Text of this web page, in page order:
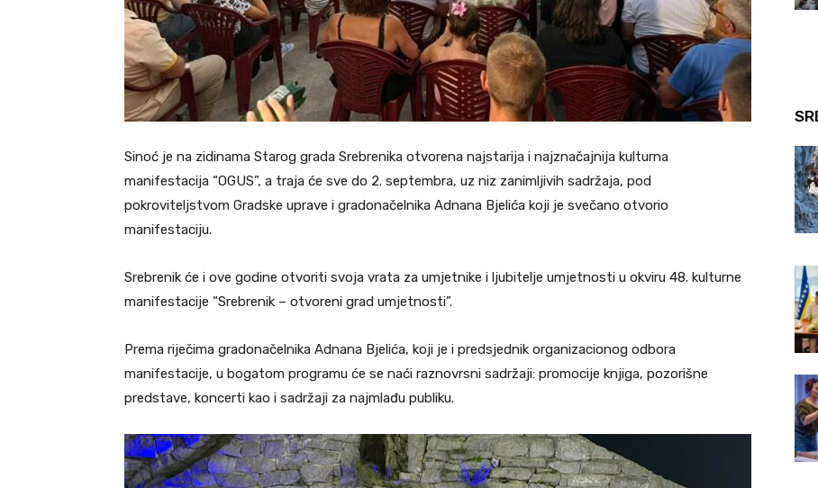
Sinoć je na zidinama Starog grada Srebrenika otvorena najstarija i najznačajnija kulturna
manifestacija “OGUS”, a traja će sve do 2. septembra, uz niz zanimljivih sadržaja, pod
pokroviteljstvom Gradske uprave i gradonačelnika Adnana Bjelića koji je svečano otvorio
manifestaciju.
Srebrenik će i ove godine otvoriti svoja vrata za umjetnike i ljubitelje umjetnosti u okviru 48. kulturne
manifestacije “Srebrenik – otvoreni grad umjetnosti”.
Prema riječima gradonačelnika Adnana Bjelića, koji je i predsjednik organizacionog odbora
manifestacije, u bogatom programu će se naći raznovrsni sadržaji: promocije knjiga, pozorišne
predstave, koncerti kao i sadržaji za najmlađu publiku.